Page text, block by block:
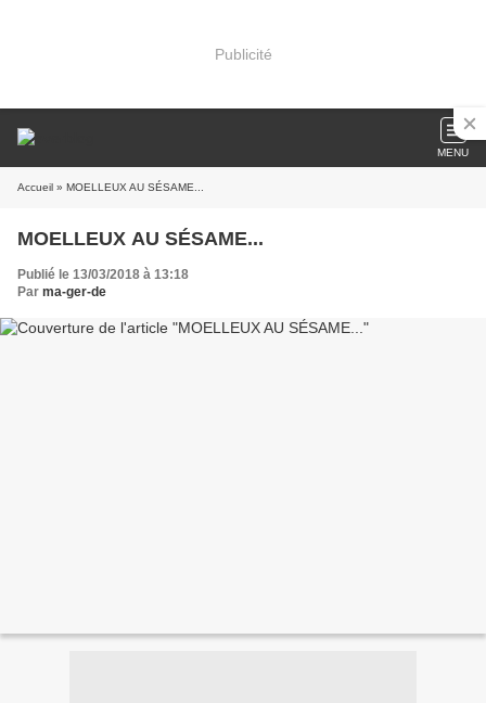
Publicité
MENU
Accueil » MOELLEUX AU SÉSAME...
MOELLEUX AU SÉSAME...
Publié le 13/03/2018 à 13:18
Par ma-ger-de